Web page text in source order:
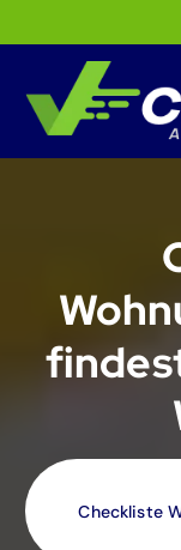
Checkliste